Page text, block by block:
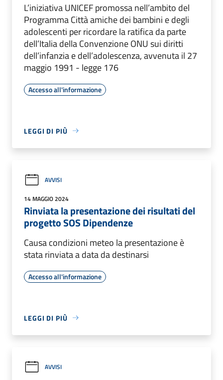
L’iniziativa UNICEF promossa nell’ambito del
Programma Città amiche dei bambini e degli
adolescenti per ricordare la ratifica da parte
dell’Italia della Convenzione ONU sui diritti
dell’infanzia e dell’adolescenza, avvenuta il 27
maggio 1991 - legge 176
Accesso all'informazione
LEGGI DI PIÙ
AVVISI
14 MAGGIO 2024
Rinviata la presentazione dei risultati del
progetto SOS Dipendenze
Causa condizioni meteo la presentazione è
stata rinviata a data da destinarsi
Accesso all'informazione
LEGGI DI PIÙ
AVVISI